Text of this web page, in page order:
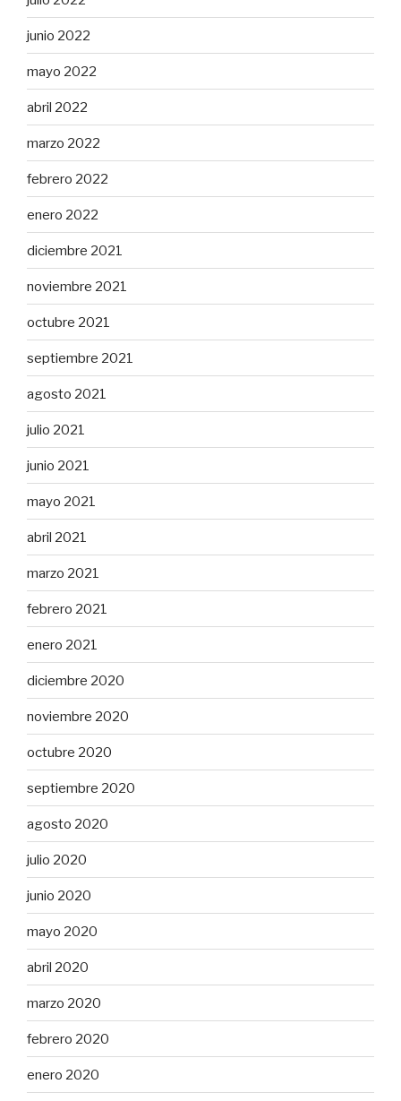
junio 2022
mayo 2022
abril 2022
marzo 2022
febrero 2022
enero 2022
diciembre 2021
noviembre 2021
octubre 2021
septiembre 2021
agosto 2021
julio 2021
junio 2021
mayo 2021
abril 2021
marzo 2021
febrero 2021
enero 2021
diciembre 2020
noviembre 2020
octubre 2020
septiembre 2020
agosto 2020
julio 2020
junio 2020
mayo 2020
abril 2020
marzo 2020
febrero 2020
enero 2020